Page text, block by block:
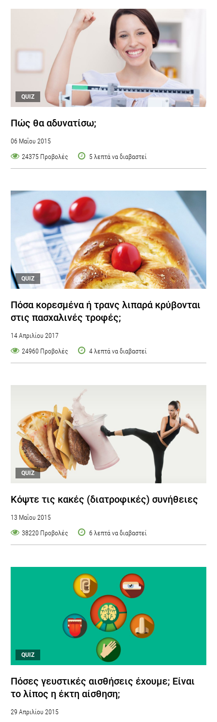
QUIZ
Πώς θα αδυνατίσω;
06 Μαΐου 2015
24375 Προβολές
5 λεπτά να διαβαστεί
QUIZ
Πόσα κορεσμένα ή τρανς λιπαρά κρύβονται
στις πασχαλινές τροφές;
14 Απριλίου 2017
24960 Προβολές
4 λεπτά να διαβαστεί
QUIZ
Κόψτε τις κακές (διατροφικές) συνήθειες
13 Μαΐου 2015
38220 Προβολές
6 λεπτά να διαβαστεί
QUIZ
Πόσες γευστικές αισθήσεις έχουμε; Είναι
το λίπος η έκτη αίσθηση;
29 Απριλίου 2015